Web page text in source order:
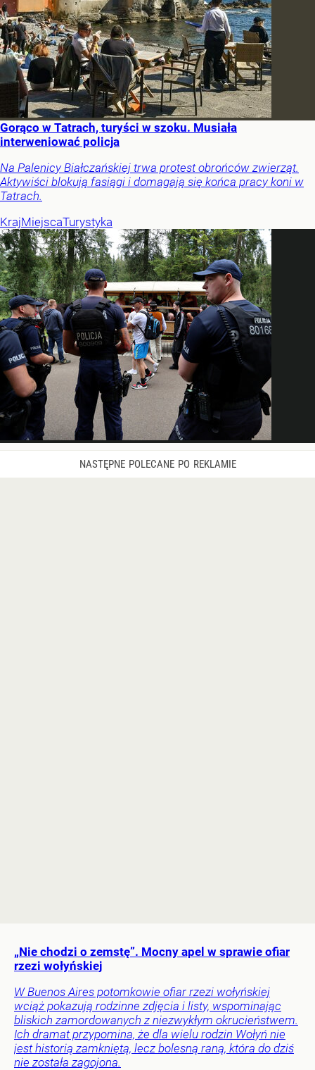
Gorąco w Tatrach, turyści w szoku. Musiała
interweniować policja
Na Palenicy Białczańskiej trwa protest obrońców zwierząt.
Aktywiści blokują fasiągi i domagają się końca pracy koni w
Tatrach.
KrajMiejscaTurystyka
„Nie chodzi o zemstę”. Mocny apel w sprawie ofiar
rzezi wołyńskiej
W Buenos Aires potomkowie ofiar rzezi wołyńskiej
wciąż pokazują rodzinne zdjęcia i listy, wspominając
bliskich zamordowanych z niezwykłym okrucieństwem.
Ich dramat przypomina, że dla wielu rodzin Wołyń nie
jest historią zamkniętą, lecz bolesną raną, która do dziś
nie została zagojona.